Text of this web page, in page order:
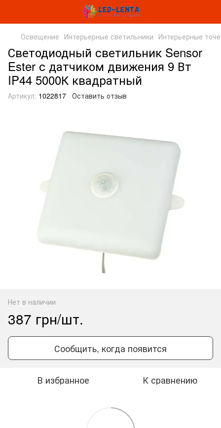
Освещение Интерьерные светильники Интерьерные
Светодиодный светильник Sensor
Ester с датчиком движения 9 Вт
IP44 5000К квадратный
Артикул: 1022817 Оставить отзыв
Нет в наличии
387 грн/шт.
Сообщить, когда появится
В избранное К сравнению